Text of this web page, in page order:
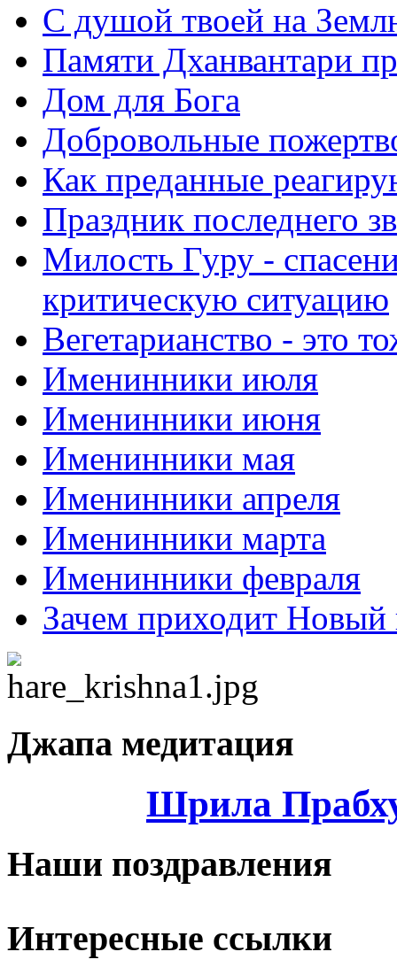
С душой твоей на
Памяти Дханвантари
Дом для Бога
Добровольные
Как преданные
Праздник последнего
Милость Гуру -
критическую ситуацию
Вегетарианство - это
Именинники июля
Именинники июня
Именинники мая
Именинники апреля
Именинники марта
Именинники февраля
Зачем приходит Новый
Джапа медитация
Шрила
Наши поздравления
Интересные ссылки